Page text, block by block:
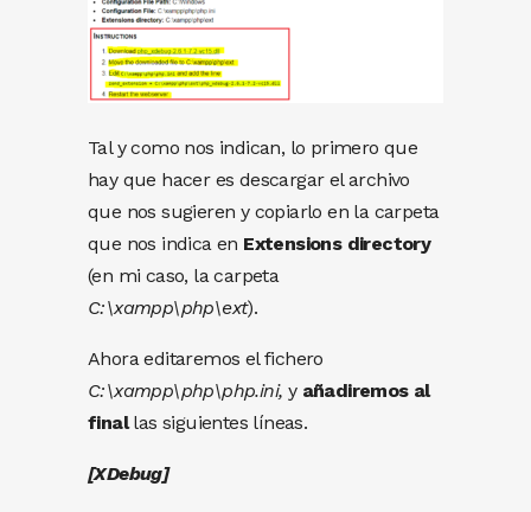
Tal y como nos indican, lo primero que
hay que hacer es descargar el archivo
que nos sugieren y copiarlo en la carpeta
que nos indica en Extensions directory
(en mi caso, la carpeta
C:\xampp\php\ext).
Ahora editaremos el fichero
C:\xampp\php\php.ini, y añadiremos al
finallas siguientes líneas.
[XDebug]